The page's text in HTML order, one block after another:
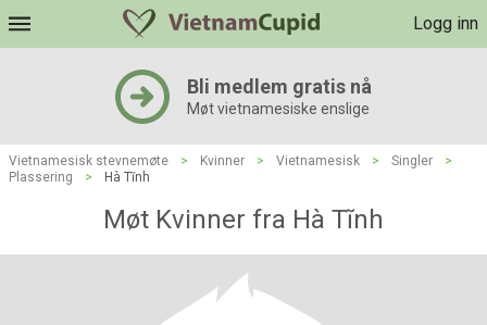
Logg inn
Bli medlem gratis nå
Møt vietnamesiske enslige
Vietnamesisk stevnemøte > Kvinner > Vietnamesisk > Singler
>
Plassering
> Hà Tĩnh
Møt Kvinner fra Hà Tĩnh